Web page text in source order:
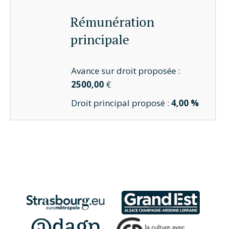
Rémunération
principale
Avance sur droit proposée :
2500,00 €
Droit principal proposé : 4,00 %